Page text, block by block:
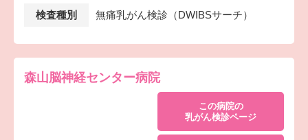
検査種別 無痛乳がん検診（DWIBSサーチ）
森山脳神経センター病院
この病院の
乳がん検診ページ